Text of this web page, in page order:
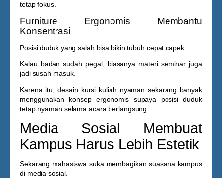
tetap fokus.
Furniture Ergonomis Membantu
Konsentrasi
Posisi duduk yang salah bisa bikin tubuh cepat capek.
Kalau badan sudah pegal, biasanya materi seminar juga
jadi susah masuk.
Karena itu, desain kursi kuliah nyaman sekarang banyak
menggunakan konsep ergonomis supaya posisi duduk
tetap nyaman selama acara berlangsung.
Media Sosial Membuat
Kampus Harus Lebih Estetik
Sekarang mahasiswa suka membagikan suasana kampus
di media sosial.